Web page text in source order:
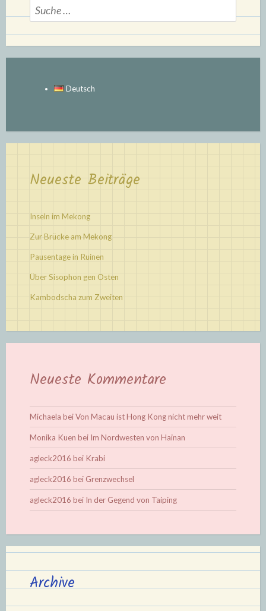
Suche
nach:
Deutsch
Neueste Beiträge
Inseln im Mekong
Zur Brücke am Mekong
Pausentage in Ruinen
Über Sisophon gen Osten
Kambodscha zum Zweiten
Neueste Kommentare
Michaela beiVon Macau ist Hong Kong nicht mehr weit
Monika Kuen bei Im Nordwesten von Hainan
agleck2016 bei Krabi
agleck2016 bei Grenzwechsel
agleck2016 bei In der Gegend von Taiping
Archive